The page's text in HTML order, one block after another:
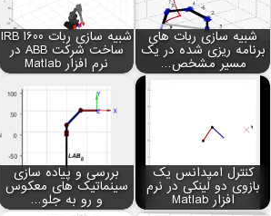
شبیه سازی ربات های
برنامه ریزی شده در یک
مسیر مشخص…
شبیه سازی ربات IRB 1600
ساخت شرکت ABB در
نرم افزار Matlab
کنترل امپدانس یک
بازوی دو لینکی در نرم
افزار Matlab
بررسی و پیاده سازی
سینماتیک های معکوس
و رو به جلو…